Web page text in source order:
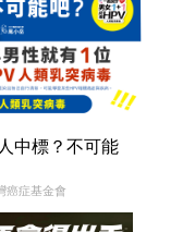
中標？不可能
癌症基金會